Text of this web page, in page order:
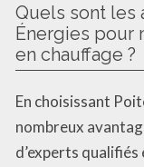
Quels sont les
Énergies pour
en chauffage ?
En choisissant
nombreux
d’experts